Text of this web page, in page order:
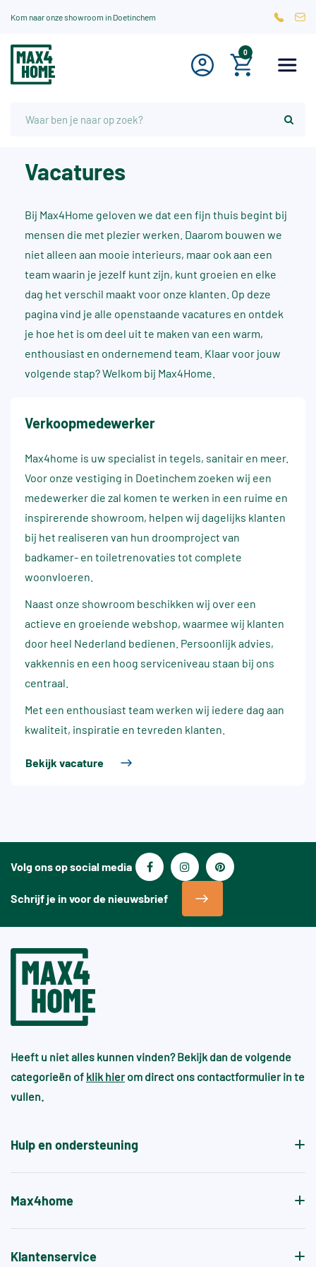
Kom naar onze showroom in Doetinchem
0
Vacatures
Bij Max4Home geloven we dat een fijn thuis begint bij
mensen die met plezier werken. Daarom bouwen we
niet alleen aan mooie interieurs, maar ook aan een
team waarin je jezelf kunt zijn, kunt groeien en elke
dag het verschil maakt voor onze klanten. Op deze
pagina vind je alle openstaande vacatures en ontdek
je hoe het is om deel uit te maken van een warm,
enthousiast en ondernemend team. Klaar voor jouw
volgende stap? Welkom bij Max4Home.
Verkoopmedewerker
Max4home is uw specialist in tegels, sanitair en meer.
Voor onze vestiging in Doetinchem zoeken wij een
medewerker die zal komen te werken in een ruime en
inspirerende showroom, helpen wij dagelijks klanten
bij het realiseren van hun droomproject van
badkamer- en toiletrenovaties tot complete
woonvloeren.
Naast onze showroom beschikken wij over een
actieve en groeiende webshop, waarmee wij klanten
door heel Nederland bedienen. Persoonlijk advies,
vakkennis en een hoog serviceniveau staan bij ons
centraal.
Met een enthousiast team werken wij iedere dag aan
kwaliteit, inspiratie en tevreden klanten.
Bekijk vacature
Volg ons op social media
Schrijf je in voor de nieuwsbrief
Heeft u niet alles kunnen vinden? Bekijk dan de volgende
categorieën of klik hier om direct ons contactformulier in te
vullen.
Hulp en ondersteuning
Max4home
Klantenservice